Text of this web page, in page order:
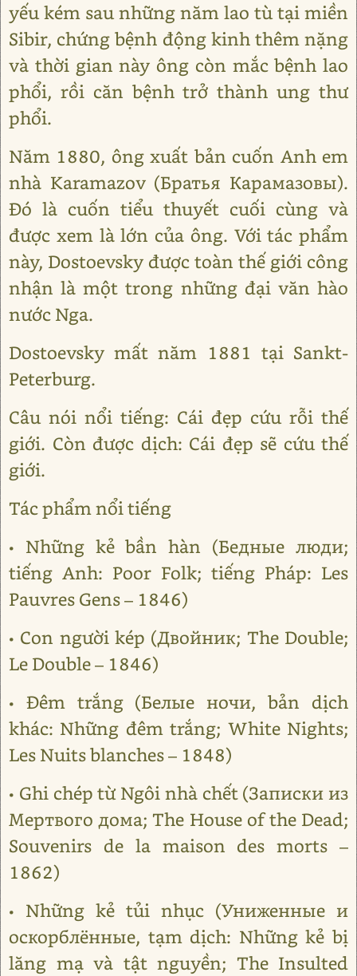
yếu kém sau những năm lao tù tại miền
Sibir, chứng bệnh động kinh thêm nặng
và thời gian này ông còn mắc bệnh lao
phổi, rồi căn bệnh trở thành ung thư
phổi.
Năm 1880, ông xuất bản cuốn Anh em
nhà Karamazov (Братья Карамазовы).
Đó là cuốn tiểu thuyết cuối cùng và
được xem là lớn của ông. Với tác phẩm
này, Dostoevsky được toàn thế giới công
nhận là một trong những đại văn hào
nước Nga.
Dostoevsky mất năm 1881 tại Sankt-
Peterburg.
Câu nói nổi tiếng: Cái đẹp cứu rỗi thế
giới. Còn được dịch: Cái đẹp sẽ cứu thế
giới.
Tác phẩm nổi tiếng
• Những kẻ bần hàn (Бедные люди;
tiếng Anh: Poor Folk; tiếng Pháp: Les
Pauvres Gens – 1846)
• Con người kép (Двойник; The Double;
Le Double – 1846)
• Đêm trắng (Белые ночи, bản dịch
khác: Những đêm trắng; White Nights;
Les Nuits blanches – 1848)
• Ghi chép từ Ngôi nhà chết (Записки из
Мертвого дома; The House of the Dead;
Souvenirs de la maison des morts –
1862)
• Những kẻ tủi nhục (Униженные и
оскорблённые, tạm dịch: Những kẻ bị
lăng mạ và tật nguyền; The Insulted